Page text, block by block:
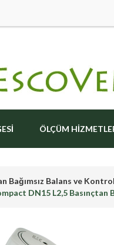
ÖLÇÜM
Bağımsız Balans ve
DN15 L2,5 Basınçtan